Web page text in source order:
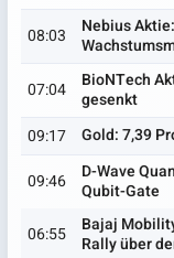
08:03
Nebius
07:04
BioNTech
gesenkt
09:17
Gold: 7,39
09:46
D-Wave
Qubit-Gate
06:55
Bajaj
Rally über